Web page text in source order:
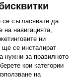
съгласявате да
на навигацията,
ни
ще се инсталират
нужни за правилното
кои категории
на